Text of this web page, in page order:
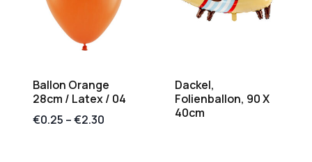
Ballon Orange
28cm / Latex / 04
€0.25 –€2.30
Dackel,
Folienballon, 90 X
40cm